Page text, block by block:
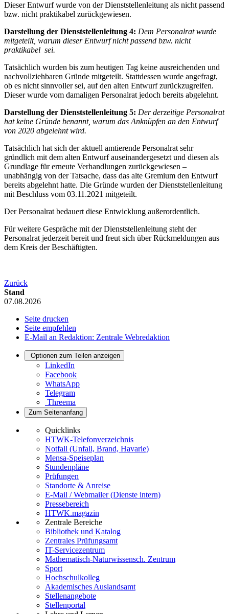
Dieser Entwurf wurde von der Dienststellenleitung als nicht passend
bzw. nicht praktikabel zurückgewiesen.
Darstellung der Dienststellenleitung 4: Dem Personalrat wurde
mitgeteilt, warum dieser Entwurf nicht passend bzw. nicht
praktikabel sei.
Tatsächlich wurden bis zum heutigen Tag keine ausreichenden und
nachvollziehbaren Gründe mitgeteilt. Stattdessen wurde angefragt,
ob es nicht sinnvoller sei, auf den alten Entwurf zurückzugreifen.
Dieser wurde vom damaligen Personalrat jedoch bereits abgelehnt.
Darstellung der Dienststellenleitung 5: Der derzeitige Personalrat
hat keine Gründe benannt, warum das Anknüpfen an den Entwurf
von 2020 abgelehnt wird.
Tatsächlich hat sich der aktuell amtierende Personalrat sehr
gründlich mit dem alten Entwurf auseinandergesetzt und diesen als
Grundlage für erneute Verhandlungen zurückgewiesen –
unabhängig von der Tatsache, dass das alte Gremium den Entwurf
bereits abgelehnt hatte. Die Gründe wurden der Dienststellenleitung
mit Beschluss vom 03.11.2021 mitgeteilt.
Der Personalrat bedauert diese Entwicklung außerordentlich.
Für weitere Gespräche mit der Dienststellenleitung steht der
Personalrat jederzeit bereit und freut sich über Rückmeldungen aus
dem Kreis der Beschäftigten.
Zurück
Stand
07.08.2026
Seite drucken
Seite empfehlen
E-Mail an Redaktion: Zentrale Webredaktion
Optionen zum Teilen anzeigen
LinkedIn
Facebook
WhatsApp
Telegram
Threema
Zum Seitenanfang
Quicklinks
HTWK-Telefonverzeichnis
Notfall (Unfall, Brand, Havarie)
Mensa-Speiseplan
Stundenpläne
Prüfungen
Standorte & Anreise
E-Mail / Webmailer (Dienste intern)
Pressebereich
HTWK.magazin
Zentrale Bereiche
Bibliothek und Katalog
Zentrales Prüfungsamt
IT-Servicezentrum
Mathematisch-Naturwissensch. Zentrum
Sport
Hochschulkolleg
Akademisches Auslandsamt
Stellenangebote
Stellenportal